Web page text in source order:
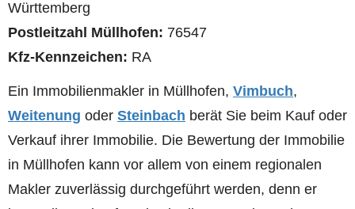
Württemberg
Postleitzahl Müllhofen: 76547
Kfz-Kennzeichen: RA
Ein Immobilienmakler in Müllhofen, Vimbuch,
Weitenung oder Steinbach berät Sie beim Kauf oder
Verkauf ihrer Immobilie. Die Bewertung der Immobilie
in Müllhofen kann vor allem von einem regionalen
Makler zuverlässig durchgeführt werden, denn er